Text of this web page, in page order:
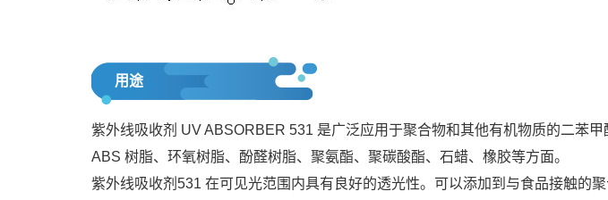
用途
紫外线吸收剂 UV ABSORBER 531 是广泛应用于聚合物和其他有机物质的二苯
ABS 树脂、环氧树脂、酚醛树脂、聚氨酯、聚碳酸酯、石蜡、橡胶等方面。
紫外线吸收剂531 在可见光范围内具有良好的透光性。可以添加到与食品接触的聚